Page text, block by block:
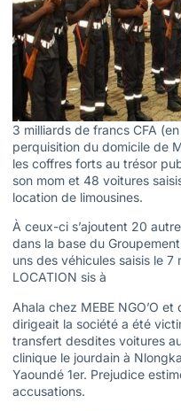
3 milliards de francs CFA
perquisition du domicile de
les coffres forts au trésor
son mom et 48 voitures
location de limousines.
À ceux-ci s’ajoutent 20
dans la base du
uns des véhicules saisis le
LOCATION sis à
Ahala chez MEBE NGO’O
dirigeait la société a été
transfert desdites voitures
clinique le jourdain à
Yaoundé 1er. Prejudice
accusations.